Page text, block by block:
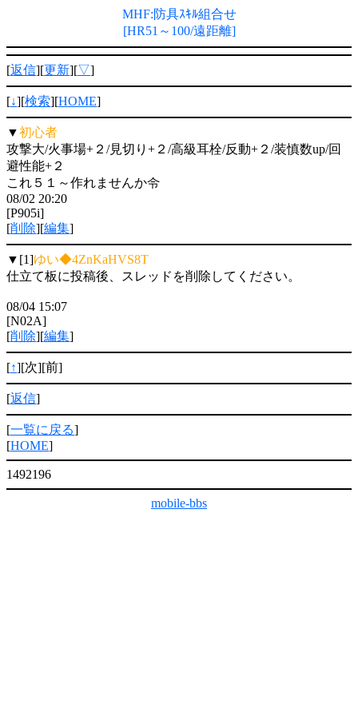
MHF:防具ｽｷﾙ組合せ
[HR51～100/遠距離]
[返信][更新][▽]
[↓][検索][HOME]
▼初心者
攻撃大/火事場+２/見切り+２/高級耳栓/反動+２/装慎数up/回
避性能+２
これ５１～作れませんか令
08/02 20:20
[P905i]
[削除][編集]
▼[1]ゆい◆4ZnKaHVS8T
仕立て板に投稿後、スレッドを削除してください。
08/04 15:07
[N02A]
[削除][編集]
[↑][次][前]
[返信]
[一覧に戻る]
[HOME]
1492196
mobile-bbs